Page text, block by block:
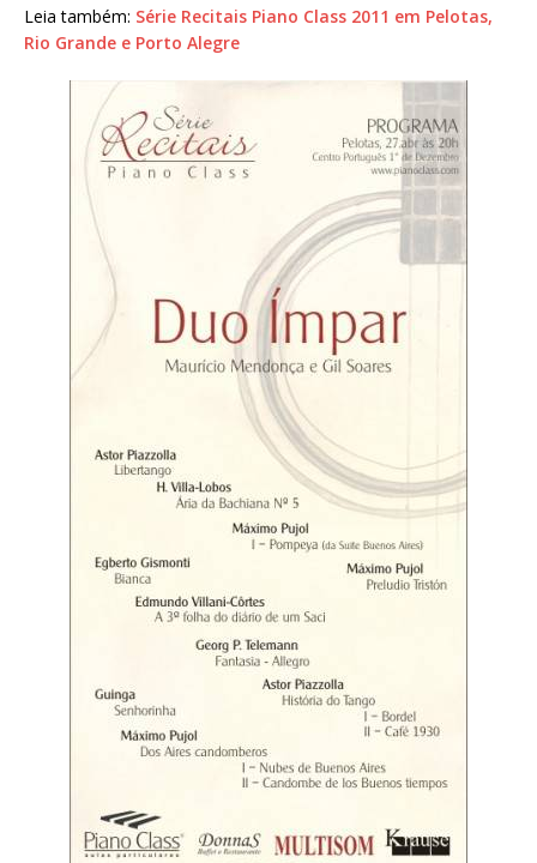
Leia também: Série Recitais Piano Class 2011 em Pelotas,
Rio Grande e Porto Alegre